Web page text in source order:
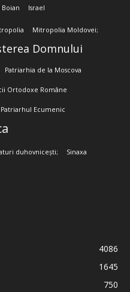
Israel
Mitropolia Moldovei;
Domnului
Patriarhia de la Moscova
Ortodoxe Române
Patriarhul Ecumenic
duhovnicești; Sinaxa
4086
1645
750